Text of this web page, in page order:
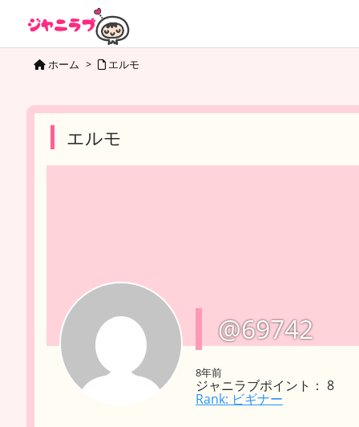
ホーム > エルモ
エルモ
@69742
8年前
ジャニラブポイント： 8
Rank: ビギナー